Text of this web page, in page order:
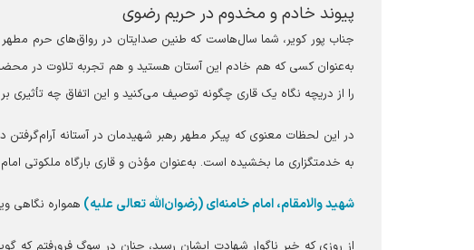
‏پیوند خادم و مخدوم در حریم رضوی
‏جناب پور کویر، شما سال‌هاست که طنین صدایتان در رواق‌های حرم
به‌عنوان کسی که هم خادم این آستان هستید و هم تجربه تلاوت در محضر
را از دریچه نگاه یک قاری چگونه توصیف می‌کنید و این اتفاق چه تأثیری
در این لحظات معنوی که پیکر مطهر رهبر شهیدمان در آستانه
به خدمتگزاری ما بخشیده است. به‌عنوان مؤذن و قاری بارگاه ملکوتی
شهید والامقام، امام خامنه‌ای (رضوان‌الله تعالی علیه) همواره نگاهی